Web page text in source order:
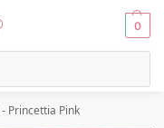
0
- Princettia Pink